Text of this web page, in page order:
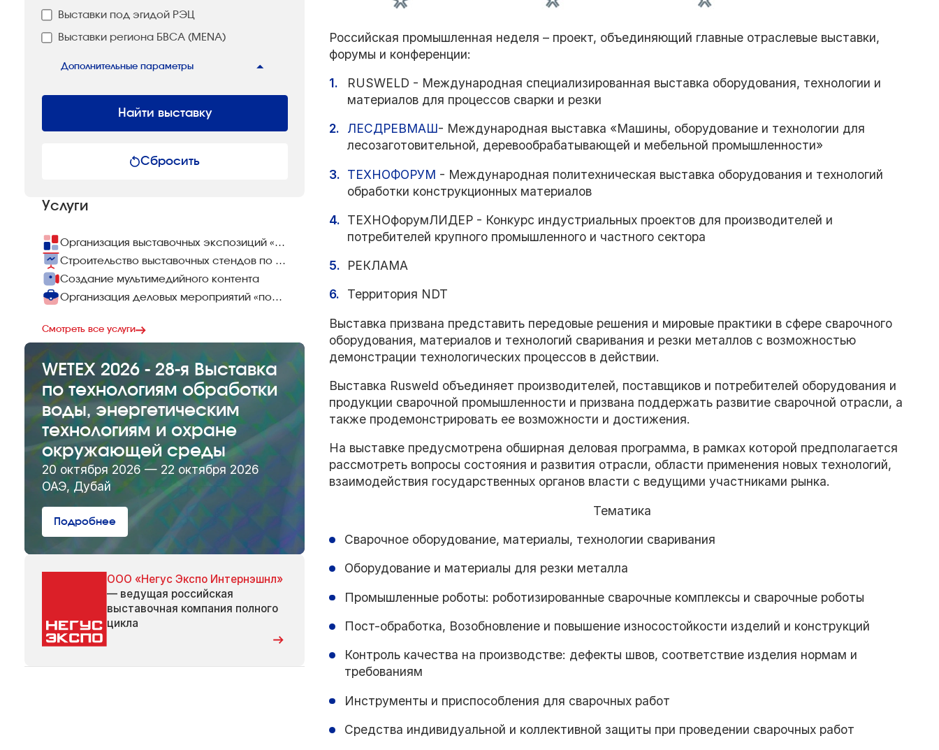
Выставки под эгидой РЭЦ
Выставки региона БВСА (MENA)
Дополнительные параметры
Найти выставку
Сбросить
Услуги
Организация выставочных экспозиций «под ключ»
Строительство выставочных стендов по всему миру
Создание мультимедийного контента
Организация деловых мероприятий «под ключ»
Смотреть все услуги
WETEX 2026 - 28-я Выставка
по технологиям обработки
воды, энергетическим
технологиям и охране
окружающей среды
20 октября 2026 — 22 октября 2026
ОАЭ, Дубай
Подробнее
ООО «Негус Экспо Интернэшнл»
— ведущая российская
выставочная компания полного
цикла
Российская промышленная неделя – проект, объединяющий главные отраслевые выставки,
форумы и конференции:
RUSWELD - Международная специализированная выставка оборудования, технологии и
материалов для процессов сварки и резки
ЛЕСДРЕВМАШ- Международная выставка «Машины, оборудование и технологии для
лесозаготовительной, деревообрабатывающей и мебельной промышленности»
ТЕХНОФОРУМ - Международная политехническая выставка оборудования и технологий
обработки конструкционных материалов
ТЕХНОфорумЛИДЕР - Конкурс индустриальных проектов для производителей и
потребителей крупного промышленного и частного сектора
РЕКЛАМА
Территория NDT
Выставка призвана представить передовые решения и мировые практики в сфере сварочного
оборудования, материалов и технологий сваривания и резки металлов c возможностью
демонстрации технологических процессов в действии.
Выставка Rusweld объединяет производителей, поставщиков и потребителей оборудования и
продукции сварочной промышленности и призвана поддержать развитие сварочной отрасли, а
также продемонстрировать ее возможности и достижения.
На выставке предусмотрена обширная деловая программа, в рамках которой предполагается
рассмотреть вопросы состояния и развития отрасли, области применения новых технологий,
взаимодействия государственных органов власти с ведущими участниками рынка.
Тематика
Сварочное оборудование, материалы, технологии сваривания
Оборудование и материалы для резки металла
Промышленные роботы: роботизированные сварочные комплексы и сварочные роботы
Пост-обработка, Возобновление и повышение износостойкости изделий и конструкций
Контроль качества на производстве: дефекты швов, соответствие изделия нормам и
требованиям
Инструменты и приспособления для сварочных работ
Средства индивидуальной и коллективной защиты при проведении сварочных работ